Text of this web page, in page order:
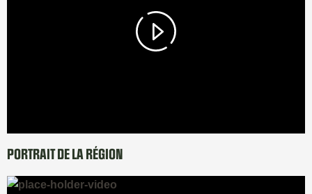
PORTRAIT DE LA RÉGION